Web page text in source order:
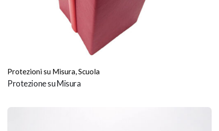
Protezioni su Misura,Scuola
Protezione su Misura